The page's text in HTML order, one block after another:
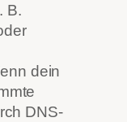
B.
dein
DNS-